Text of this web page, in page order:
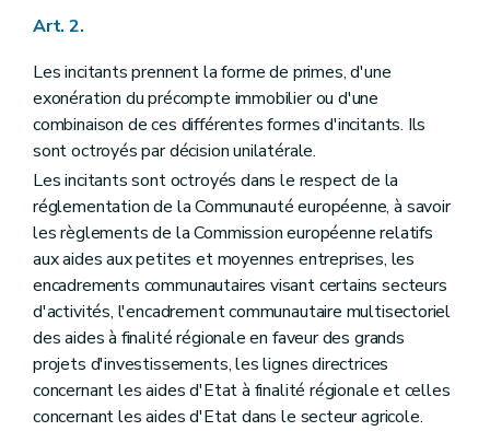
Art. 2.
Les incitants prennent la forme de primes, d'une
exonération du précompte immobilier ou d'une
combinaison de ces différentes formes d'incitants. Ils
sont octroyés par décision unilatérale.
Les incitants sont octroyés dans le respect de la
réglementation de la Communauté européenne, à savoir
les règlements de la Commission européenne relatifs
aux aides aux petites et moyennes entreprises, les
encadrements communautaires visant certains secteurs
d'activités, l'encadrement communautaire multisectoriel
des aides à finalité régionale en faveur des grands
projets d'investissements, les lignes directrices
concernant les aides d'Etat à finalité régionale et celles
concernant les aides d'Etat dans le secteur agricole.